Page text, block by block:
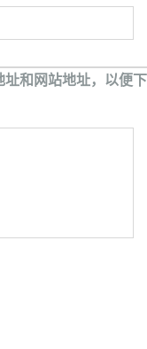
和网站地址，以便下